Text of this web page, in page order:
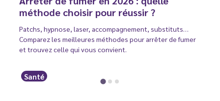
méthode choisir pour réussir ?
Patchs, hypnose, laser, accompagnement, substituts…
Comparez les meilleures méthodes pour arrêter de fumer
et trouvez celle qui vous convient.
Santé